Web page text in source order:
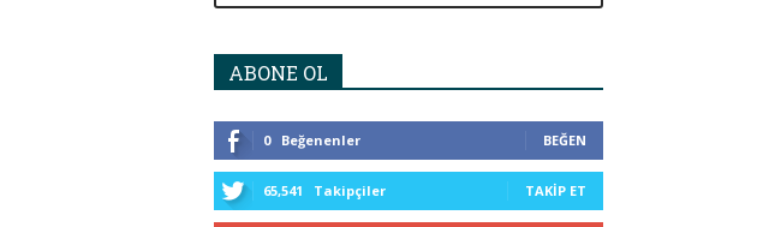
ABONE OL
0 Beğenenler BEĞEN
65,541 Takipçiler TAKIP ET